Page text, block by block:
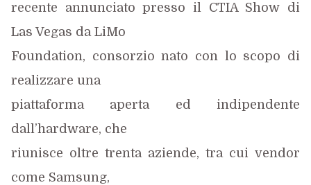
recente annunciato presso il CTIA Show di
Las Vegas da LiMo
Foundation, consorzio nato con lo scopo di
realizzare una
piattaforma aperta ed indipendente
dall’hardware, che
riunisce oltre trenta aziende, tra cui vendor
come Samsung,